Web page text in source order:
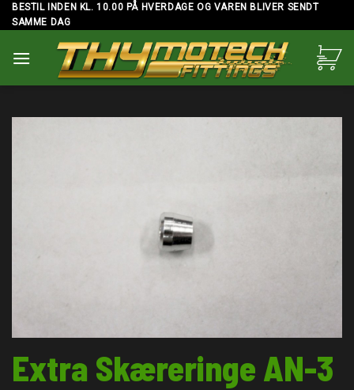
Skip
to
BESTIL INDEN KL. 10.00 PÅ HVERDAGE OG VAREN BLIVER SENDT
SAMME DAG
Extra Skæreringe AN-3